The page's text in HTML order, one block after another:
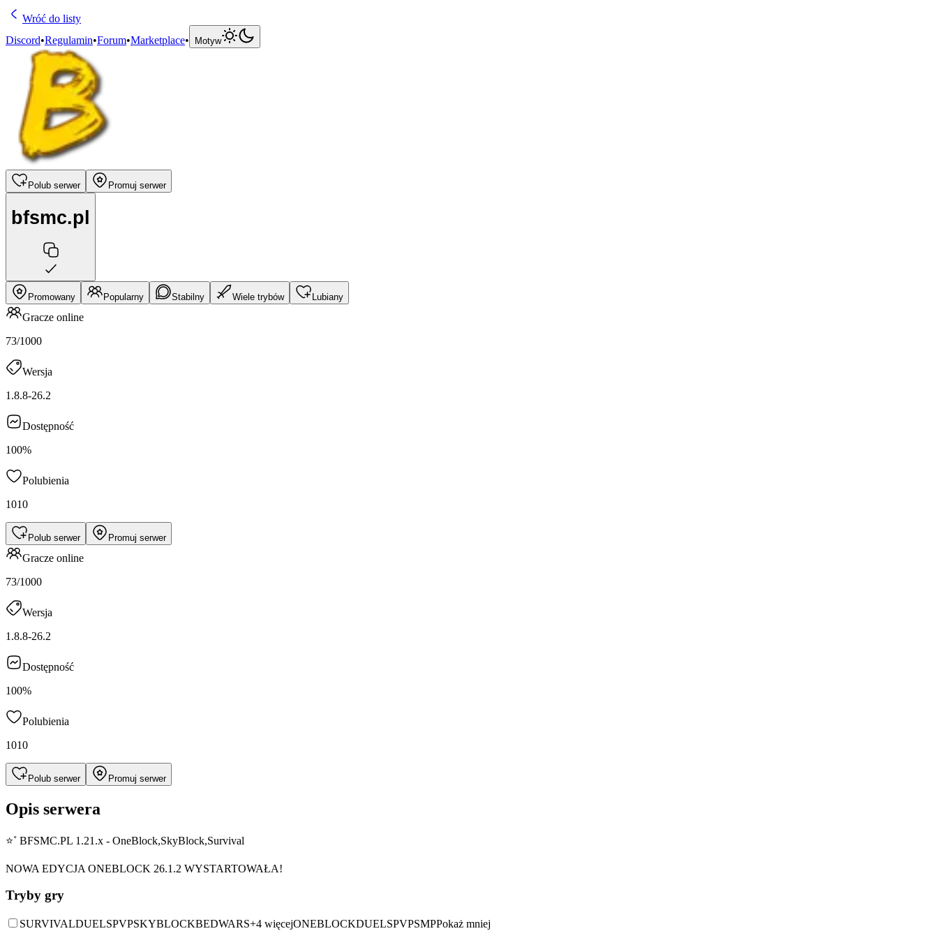
Wróć do listy
Discord•Regulamin•Forum•Marketplace• Motyw
Polub serwer Promuj serwer
bfsmc.pl
Promowany Popularny Stabilny Wiele trybów Lubiany
Gracze online
73/1000
Wersja
1.8.8-26.2
Dostępność
100%
Polubienia
1010
Polub serwer Promuj serwer
Gracze online
73/1000
Wersja
1.8.8-26.2
Dostępność
100%
Polubienia
1010
Polub serwer Promuj serwer
Opis serwera
⭐˚ BFSMC.PL 1.21.x - OneBlock,SkyBlock,Survival
NOWA EDYCJA ONEBLOCK 26.1.2 WYSTARTOWAŁA!
Tryby gry
SURVIVALDUELSPVPSKYBLOCKBEDWARS+4 więcejONEBLOCKDUELSPVPSMPPokaż mniej